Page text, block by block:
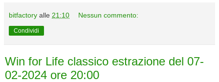
bitfactory alle 21:10 Nessun commento:
Condividi
Win for Life classico estrazione del 07-
02-2024 ore 20:00